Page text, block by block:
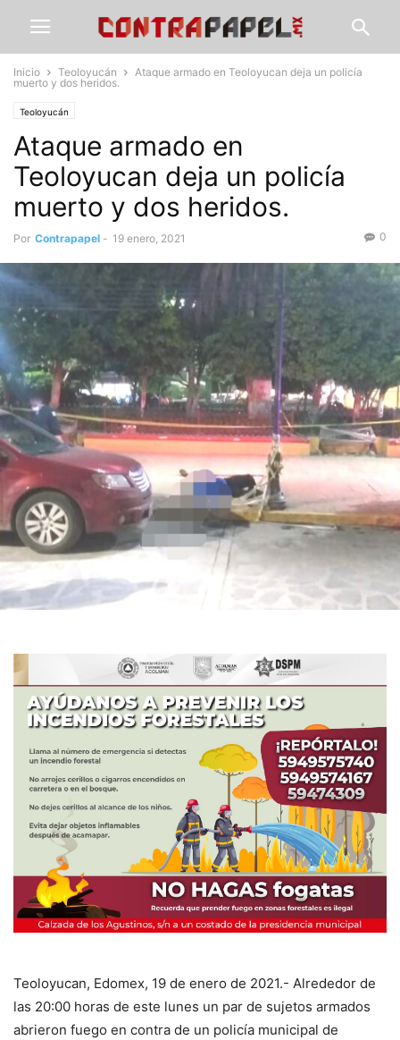
Inicio Teoloyucán
Ataque armado en Teoloyucan deja un policía
muerto y dos heridos.
Teoloyucán
Ataque armado en
Teoloyucan deja un policía
muerto y dos heridos.
Por Contrapapel - 19 enero, 2021 0
Teoloyucan, Edomex, 19 de enero de 2021.- Alrededor de
las 20:00 horas de este lunes un par de sujetos armados
abrieron fuego en contra de un policía municipal de